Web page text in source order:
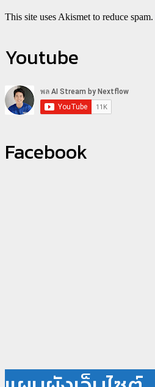
This site uses Akismet to reduce spam.
Youtube
Facebook